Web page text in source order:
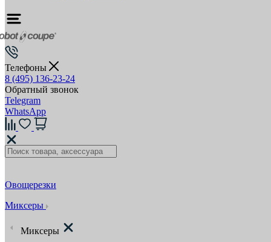
Телефоны
8 (495) 136-23-24
Обратный звонок
Telegram
WhatsApp
Овощерезки
Миксеры
Миксеры